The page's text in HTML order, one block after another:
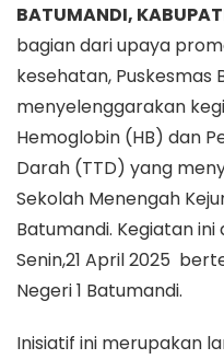
BATUMANDI,
bagian dari upaya
kesehatan, Puskesmas
menyelenggarakan
Hemoglobin (HB) dan
Darah (TTD) yang
Sekolah Menengah
Batumandi. Kegiatan
Senin,21 April 2025
Negeri 1 Batumandi.
Inisiatif ini merupakan